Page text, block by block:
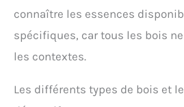
connaître les essences
spécifiques, car tous les bois
les contextes.
Les différents types de bois et